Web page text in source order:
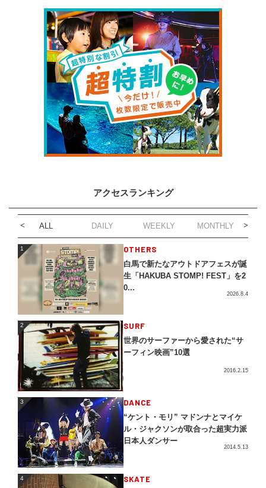
アクセスランキング
ALL DAILY WEEKLY MONTHLY
1 OTHERS
白馬で新たなアウトドアフェスが誕
生「HAKUBA STOMP! FEST」を2
0...
2026.8.4
2 SURF
世界のサーファーから愛された“サ
ーフィン映画”10選
2016.2.15
3 DANCE
“ケント・モリ” マドンナとマイケ
ル・ジャクソンが取合った超実力派
日本人ダンサー
2014.5.13
4 SKATE